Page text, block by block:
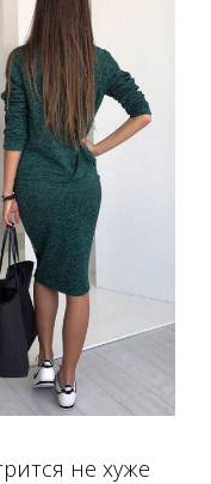
не хуже